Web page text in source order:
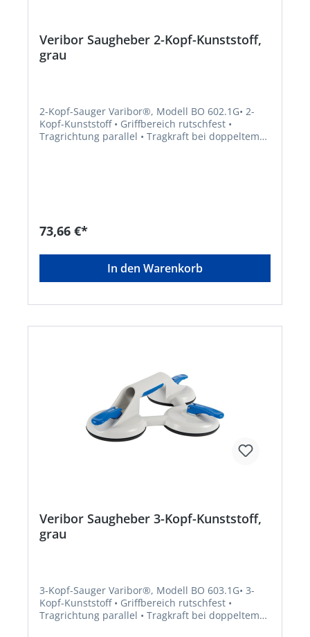
Veribor Saugheber 2-Kopf-Kunststoff,
grau
2-Kopf-Sauger Varibor®, Modell BO 602.1G• 2-
Kopf-Kunststoff • Griffbereich rutschfest •
Tragrichtung parallel • Tragkraft bei doppeltem
73,66 €*
In den Warenkorb
Veribor Saugheber 3-Kopf-Kunststoff,
grau
3-Kopf-Sauger Varibor®, Modell BO 603.1G• 3-
Kopf-Kunststoff • Griffbereich rutschfest •
Tragrichtung parallel • Tragkraft bei doppeltem